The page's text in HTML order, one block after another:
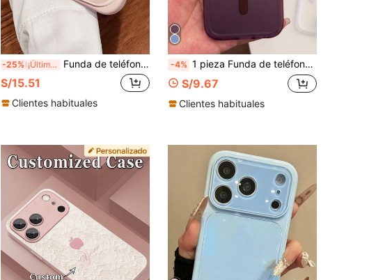
-25% ¡Últimos 2 días Funda de teléfono inalámbrica de carga magnética de silicona suave de lujo, compatible con iPhone 17 Pro Max, 17 Pro, 17, 16, 15, 14, 13 Pro Max, con protección de lente magnética y tapa trasera
S/15.51
Clientes habituales
-4% 1 pieza Funda de teléfono magnética transparente minimalista premium, compatible con iPhone 17 Pro Max/17 Pro, compatible con carga inalámbrica, cubierta trasera de PC duro
S/9.67
Clientes habituales